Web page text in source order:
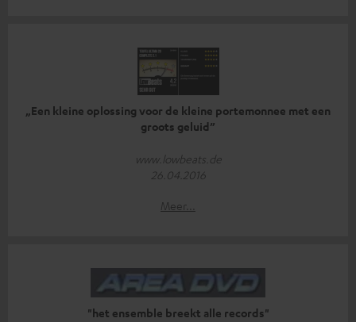
„Een kleine oplossing voor de kleine portemonnee met een
groots geluid”
www.lowbeats.de
26.04.2016
Meer...
"het ensemble breekt alle records"